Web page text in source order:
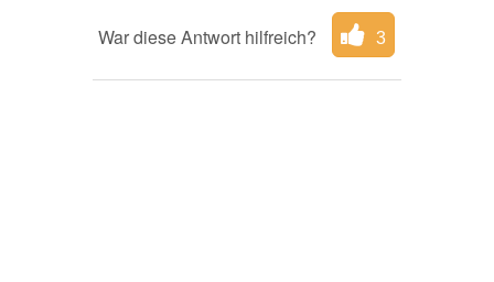
War diese Antwort hilfreich? 3